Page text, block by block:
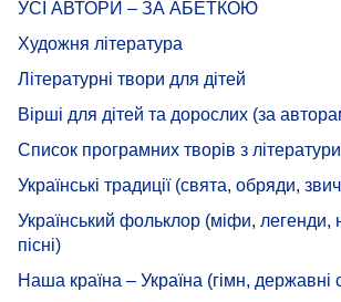
УСІ АВТОРИ – ЗА АБЕТКОЮ
Художня література
Літературні твори для дітей
Вірші для дітей та дорослих (за
Список програмних творів з літератури
Українські традиції (свята, обряди,
Український фольклор (міфи, легенди,
пісні)
Наша країна – Україна (гімн,